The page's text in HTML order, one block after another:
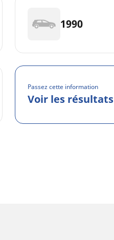
1990
Passez cette information
Voir les résultats